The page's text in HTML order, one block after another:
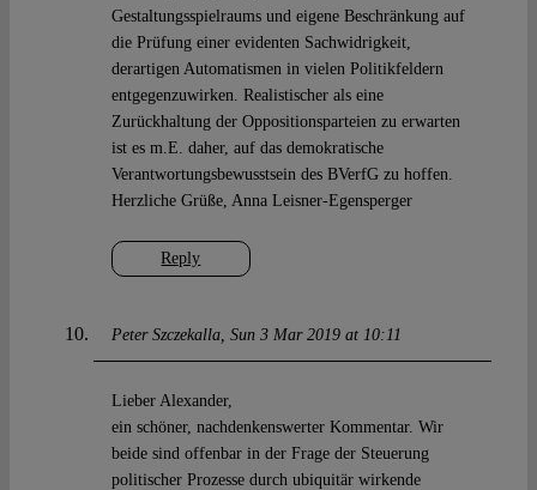
Reply
Gestaltungsspielraums und eigene Beschränkung auf
die Prüfung einer evidenten Sachwidrigkeit,
derartigen Automatismen in vielen Politikfeldern
entgegenzuwirken. Realistischer als eine
Zurückhaltung der Oppositionsparteien zu erwarten
ist es m.E. daher, auf das demokratische
Verantwortungsbewusstsein des BVerfG zu hoffen.
Herzliche Grüße, Anna Leisner-Egensperger
Peter Szczekalla Sun 3 Mar 2019 at 10:11
Lieber Alexander,
ein schöner, nachdenkenswerter Kommentar. Wir
beide sind offenbar in der Frage der Steuerung
politischer Prozesse durch ubiquitär wirkende